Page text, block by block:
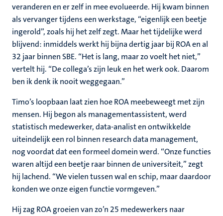
veranderen en er zelf in mee evolueerde. Hij kwam binnen
als vervanger tijdens een werkstage, “eigenlijk een beetje
ingerold”, zoals hij het zelf zegt. Maar het tijdelijke werd
blijvend: inmiddels werkt hij bijna dertig jaar bij ROA en al
32 jaar binnen SBE. “Het is lang, maar zo voelt het niet,”
vertelt hij. “De collega’s zijn leuk en het werk ook. Daarom
ben ik denk ik nooit weggegaan.”
Timo’s loopbaan laat zien hoe ROA meebeweegt met zijn
mensen. Hij begon als managementassistent, werd
statistisch medewerker, data‑analist en ontwikkelde
uiteindelijk een rol binnen research data management,
nog voordat dat een formeel domein werd. “Onze functies
waren altijd een beetje raar binnen de universiteit,” zegt
hij lachend. “We vielen tussen wal en schip, maar daardoor
konden we onze eigen functie vormgeven.”
Hij zag ROA groeien van zo’n 25 medewerkers naar